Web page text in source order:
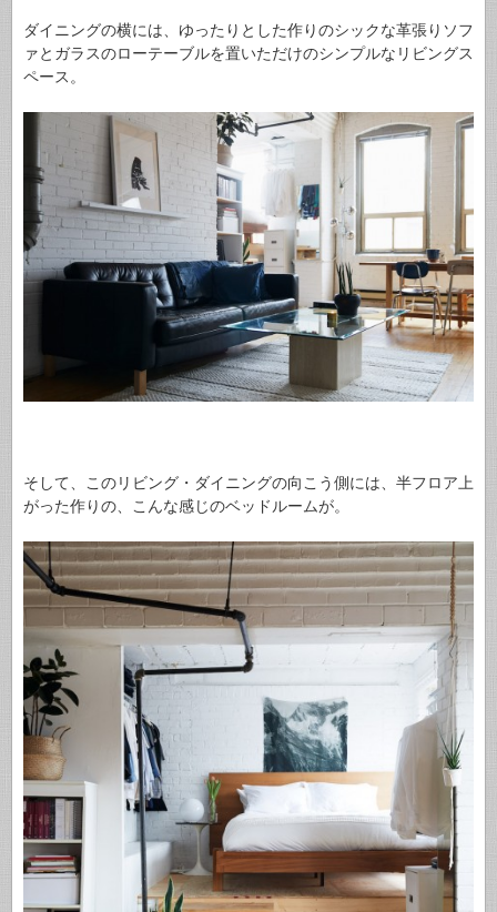
ダイニングの横には、ゆったりとした作りのシックな革張りソフ
ァとガラスのローテーブルを置いただけのシンプルなリビングス
ペース。
そして、このリビング・ダイニングの向こう側には、半フロア上
がった作りの、こんな感じのベッドルームが。